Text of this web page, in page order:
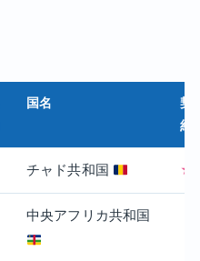
国名
契
約
チャド共和国 ★
中央アフリカ共和国